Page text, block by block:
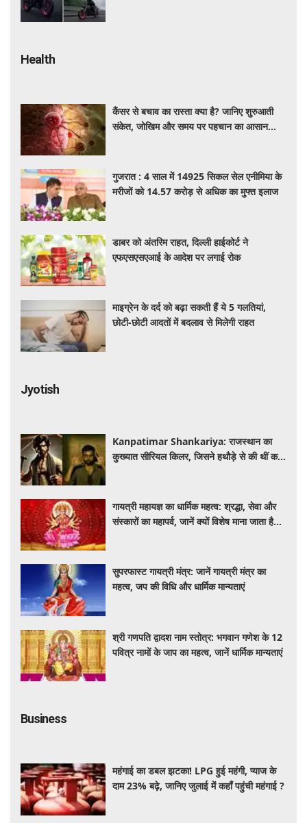
Health
कैंसर से बचाव का रास्ता क्या है? जानिए शुरुआती
संकेत, जोखिम और समय पर पहचान का आसान
गुजरात : 4 साल में 14925 सिकल सेल एनीमिया के
मरीजों को 14.57 करोड़ से अधिक का मुफ्त इलाज
डाबर को अंतरिम राहत, दिल्ली हाईकोर्ट ने
एफएसएसएआई के आदेश पर लगाई रोक
माइग्रेन के दर्द को बढ़ा सकती हैं ये 5 गलतियां,
छोटी-छोटी आदतों में बदलाव से मिलेगी राहत
Jyotish
Kanpatimar Shankariya: राजस्थान का
कुख्यात सीरियल किलर, जिसने हथौड़े से की थीं कई
गायत्री महायज्ञ का धार्मिक महत्व: श्रद्धा, सेवा और
संस्कारों का महापर्व, जानें क्यों विशेष माना जाता है
सुपरफास्ट गायत्री मंत्र: जानें गायत्री मंत्र का
महत्व, जप की विधि और धार्मिक मान्यताएं
श्री गणपति द्वादश नाम स्तोत्र: भगवान गणेश के 12
पवित्र नामों के जाप का महत्व, जानें धार्मिक मान्यताएं
Business
महंगाई का डबल झटका! LPG हुई महंगी, प्याज के
दाम 23% बढ़े, जानिए जुलाई में कहाँ पहुंची महंगाई ?